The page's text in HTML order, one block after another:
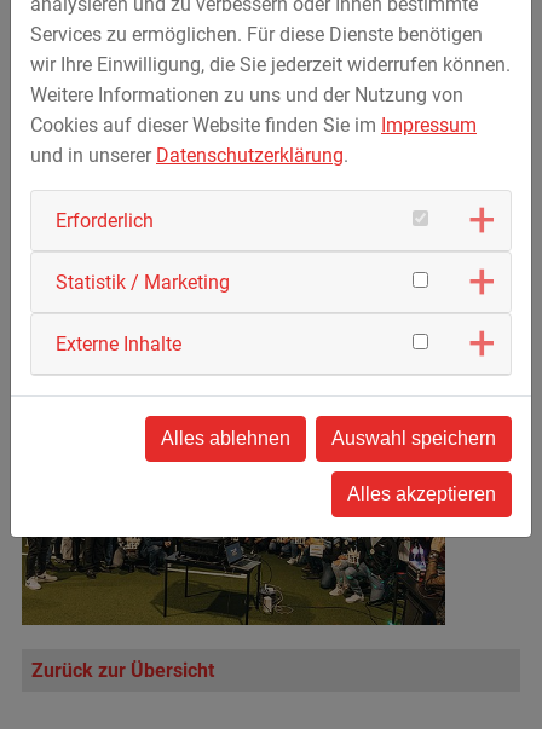
Zeitmessung, Siegerehrung und gemütlichem Ausklang
bei Musik und Verpflegung. Am 12. November wurde die
Heimat Trails Trophy schließlich im Rahmen einer
feierlichen Siegerehrung im BOLZWERK Spiegelau sowie
anschließender Party in die Winterpause verabschiedet.
Wir sagen Danke an alle beteiligten Mitarbeiter für das
tolle Engagement und
die vielen sportlichen Leistungen – und freuen uns schon
jetzt auf die Heimat Trails Trophy 2026.
Zurück zur Übersicht
Services zu ermöglichen. Für diese Dienste benötigen
wir Ihre Einwilligung, die Sie jederzeit widerrufen können.
Weitere Informationen zu uns und der Nutzung von
Cookies auf dieser Website finden Sie im Impressum
und in unserer Datenschutzerklärung.
Erforderlich
Statistik / Marketing
Externe Inhalte
Alles ablehnen Auswahl speichern
Alles akzeptieren